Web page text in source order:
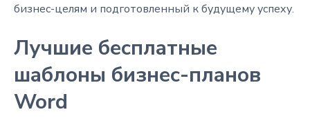
бизнес-целям и подготовленный к будущему успеху.
Лучшие бесплатные
шаблоны бизнес-планов
Word